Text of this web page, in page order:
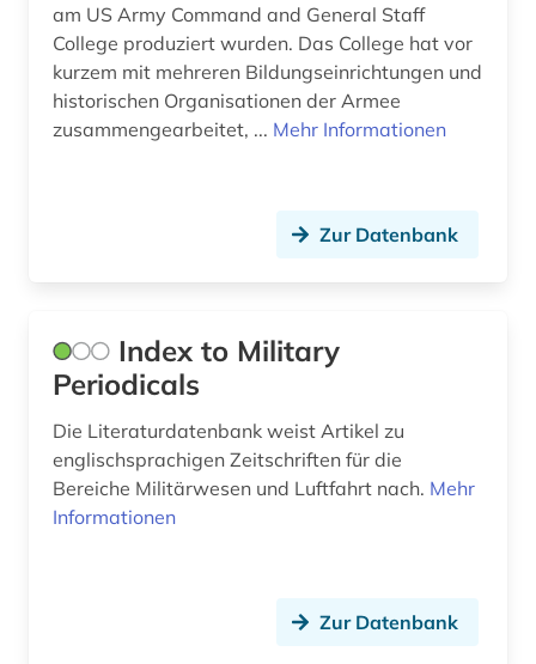
am US Army Command and General Staff
College produziert wurden. Das College hat vor
kurzem mit mehreren Bildungseinrichtungen und
historischen Organisationen der Armee
zusammengearbeitet, ... Mehr Informationen
Zur Datenbank
Index to Military
Periodicals
Die Literaturdatenbank weist Artikel zu
englischsprachigen Zeitschriften für die
Bereiche Militärwesen und Luftfahrt nach. Mehr
Informationen
Zur Datenbank